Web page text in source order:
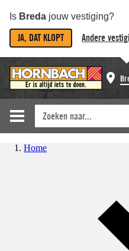
Is Breda jouw vestiging?
JA, DAT KLOPT Andere
Home